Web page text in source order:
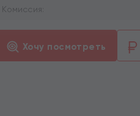
Комиссия:
Хочу посмотреть